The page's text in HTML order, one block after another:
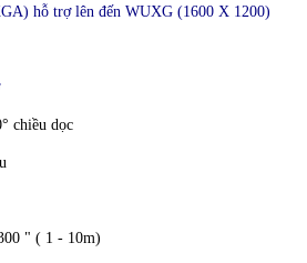
hỗ trợ lên đến WUXG (1600 X 1200)
chiều dọc
" ( 1 - 10m)